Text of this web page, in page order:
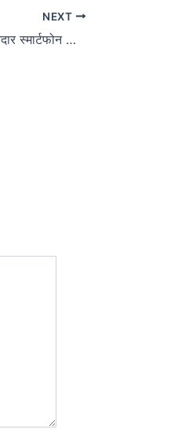
NEXT
अप्रैल के आखिरी launch in week शानदार स्मार्टफोन आने वाले, जो एक बढ़ के एक फीचर और 50+16+8 कैमरा सेटअप में क्यों आ रहे पूरा जाने